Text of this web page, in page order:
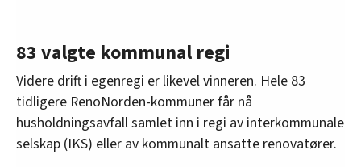
83 valgte kommunal regi
Videre drift i egenregi er likevel vinneren. Hele 83
tidligere RenoNorden-kommuner får nå
husholdningsavfall samlet inn i regi av interkommunale
selskap (IKS) eller av kommunalt ansatte renovatører.